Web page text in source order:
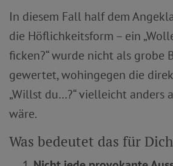
In diesem Fall half dem
die Höflichkeitsform – ein
ficken?“ wurde nicht als grobe
gewertet, wohingegen die
„Willst du…?“ vielleicht anders
wäre.
Was bedeutet das für